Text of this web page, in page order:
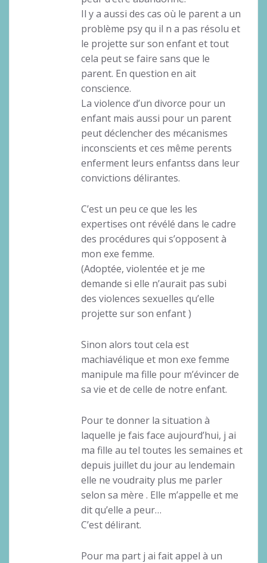
Il y a aussi des cas où le parent a un
problème psy qu il n a pas résolu et
le projette sur son enfant et tout
cela peut se faire sans que le
parent. En question en ait
conscience.
La violence d’un divorce pour un
enfant mais aussi pour un parent
peut déclencher des mécanismes
inconscients et ces même perents
enferment leurs enfantss dans leur
convictions délirantes.
C’est un peu ce que les les
expertises ont révélé dans le cadre
des procédures qui s’opposent à
mon exe femme.
(Adoptée, violentée et je me
demande si elle n’aurait pas subi
des violences sexuelles qu’elle
projette sur son enfant )
Sinon alors tout cela est
machiavélique et mon exe femme
manipule ma fille pour m’évincer de
sa vie et de celle de notre enfant.
Pour te donner la situation à
laquelle je fais face aujourd’hui, j ai
ma fille au tel toutes les semaines et
depuis juillet du jour au lendemain
elle ne voudraity plus me parler
selon sa mère . Elle m’appelle et me
dit qu’elle a peur…
C’est délirant.
Pour ma part j ai fait appel à un